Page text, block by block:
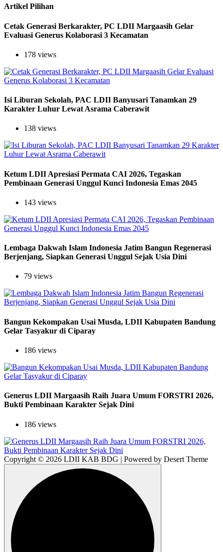
Artikel Pilihan
Cetak Generasi Berkarakter, PC LDII Margaasih Gelar
Evaluasi Generus Kolaborasi 3 Kecamatan
178 views
Isi Liburan Sekolah, PAC LDII Banyusari Tanamkan 29
Karakter Luhur Lewat Asrama Caberawit
138 views
Ketum LDII Apresiasi Permata CAI 2026, Tegaskan
Pembinaan Generasi Unggul Kunci Indonesia Emas 2045
143 views
Lembaga Dakwah Islam Indonesia Jatim Bangun Regenerasi
Berjenjang, Siapkan Generasi Unggul Sejak Usia Dini
79 views
Bangun Kekompakan Usai Musda, LDII Kabupaten Bandung
Gelar Tasyakur di Ciparay
186 views
Generus LDII Margaasih Raih Juara Umum FORSTRI 2026,
Bukti Pembinaan Karakter Sejak Dini
186 views
Copyright © 2026 LDII KAB BDG | Powered by Desert Theme